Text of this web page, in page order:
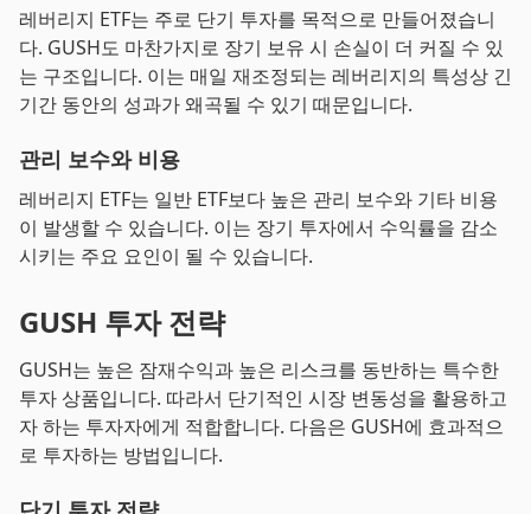
레버리지 ETF는 주로 단기 투자를 목적으로 만들어졌습니
다. GUSH도 마찬가지로 장기 보유 시 손실이 더 커질 수 있
는 구조입니다. 이는 매일 재조정되는 레버리지의 특성상 긴
기간 동안의 성과가 왜곡될 수 있기 때문입니다.
관리 보수와 비용
레버리지 ETF는 일반 ETF보다 높은 관리 보수와 기타 비용
이 발생할 수 있습니다. 이는 장기 투자에서 수익률을 감소
시키는 주요 요인이 될 수 있습니다.
GUSH 투자 전략
GUSH는 높은 잠재수익과 높은 리스크를 동반하는 특수한
투자 상품입니다. 따라서 단기적인 시장 변동성을 활용하고
자 하는 투자자에게 적합합니다. 다음은 GUSH에 효과적으
로 투자하는 방법입니다.